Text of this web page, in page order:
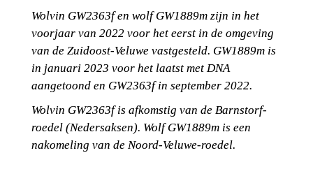
Wolvin GW2363f en wolf GW1889m zijn in het
voorjaar van 2022 voor het eerst in de omgeving
van de Zuidoost-Veluwe vastgesteld. GW1889m is
in januari 2023 voor het laatst met DNA
aangetoond en GW2363f in september 2022.
Wolvin GW2363f is afkomstig van de Barnstorf-
roedel (Nedersaksen). Wolf GW1889m is een
nakomeling van de Noord-Veluwe-roedel.